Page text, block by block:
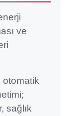
ve
otomatik
sağlık